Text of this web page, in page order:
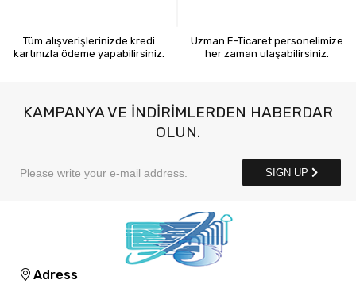
Tüm alışverişlerinizde kredi
kartınızla ödeme yapabilirsiniz.
Uzman E-Ticaret personelimize
her zaman ulaşabilirsiniz.
KAMPANYA VE INDIRIMLERDEN HABERDAR
OLUN.
SIGN UP
Adress